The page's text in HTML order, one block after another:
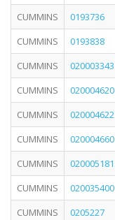
CUMMINS
0193736
CUMMINS
0193838
CUMMINS
020003343
CUMMINS
020004620
CUMMINS
020004622
CUMMINS
020004660
CUMMINS
020005181
CUMMINS
020035400
CUMMINS
0205227